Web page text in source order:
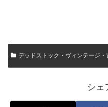
デッドストック・ヴィンテージ
シェ